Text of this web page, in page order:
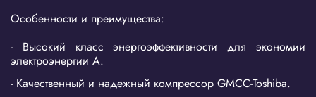
Особенности и преимущества:
-Высокий класс энергоэффективности для экономии
электроэнергии A.
- Качественный и надежный компрессор GMCC-Toshiba.